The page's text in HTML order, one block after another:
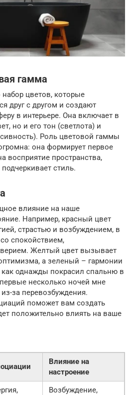
гамма
цветов, которые
друг с другом и создают
в интерьере. Она включает в
но и его тон (светлота) и
Роль цветовой гаммы
она формирует первое
восприятие пространства,
стиль.
влияние на наше
Например, красный цвет
страстью и возбуждением, в
спокойствием,
Желтый цвет вызывает
а зеленый – гармонии
однажды покрасил спальню в
несколько ночей мне
за перевозбуждения.
поможет вам создать
положительно влиять на ваше
Влияние на
настроение
Возбуждение,